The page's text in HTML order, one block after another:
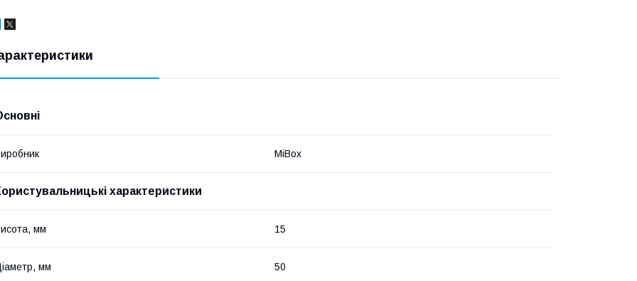
MiBox
характеристики
мм 15
мм 50